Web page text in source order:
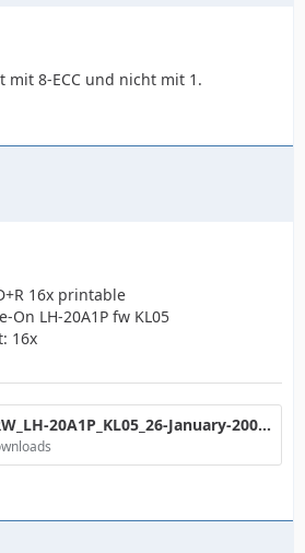
mit 8-ECC und nicht mit 1.
16x printable
On LH-20A1P fw KL05
16x
LITE-ON_DVDRW_LH-20A1P_KL05_26-January-2007_18_01.png